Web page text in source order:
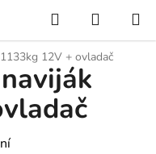
Hledat
KOŠÍK
12V + ovladač